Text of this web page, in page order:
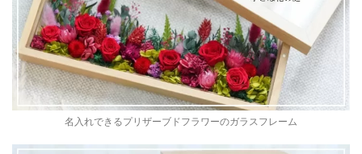
名入れできるプリザーブドフラワーのガラスフレーム